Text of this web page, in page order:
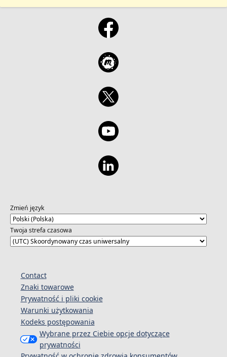
Zmień język
Twoja strefa czasowa
Contact
Znaki towarowe
Prywatność i pliki cookie
Warunki użytkowania
Kodeks postępowania
Wybrane przez Ciebie opcje dotyczące
prywatności